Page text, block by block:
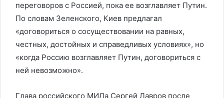
переговоров с Россией, пока ее возглавляет Путин.
По словам Зеленского, Киев предлагал
«договориться о сосуществовании на равных,
честных, достойных и справедливых условиях», но
«когда Россию возглавляет Путин, договориться с
ней невозможно».
Глава российского МИДа Сергей Лавров после